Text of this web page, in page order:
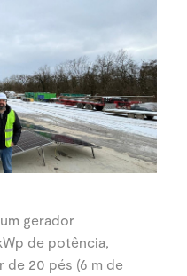
gerador
de potência,
20 pés (6 m de